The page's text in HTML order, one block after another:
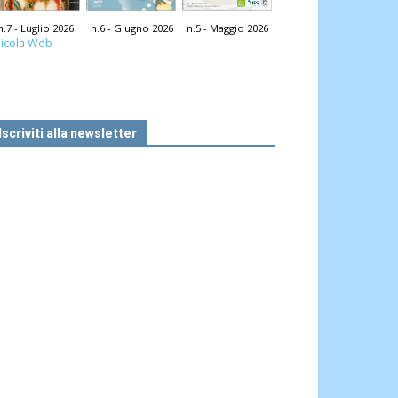
- Luglio 2026 n.6 - Giugno 2026 n.5 - Maggio 2026
Web
alla newsletter